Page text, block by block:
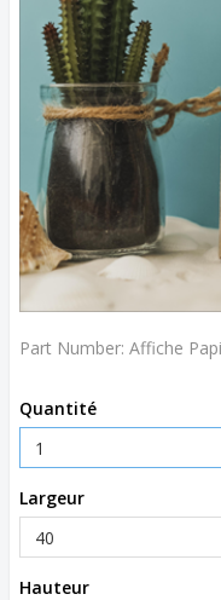
Part Number: Affiche
Quantité
Largeur
Hauteur